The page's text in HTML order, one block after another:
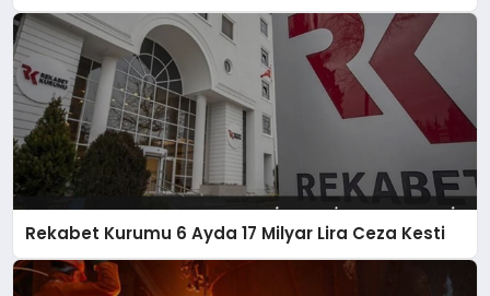
Rekabet Kurumu 6 Ayda 17 Milyar Lira Ceza Kesti